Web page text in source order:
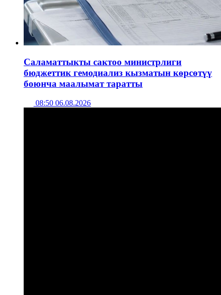
Саламаттыкты сактоо министрлиги
бюджеттик гемодиализ кызматын көрсөтүү
боюнча маалымат таратты
08:50 06.08.2026